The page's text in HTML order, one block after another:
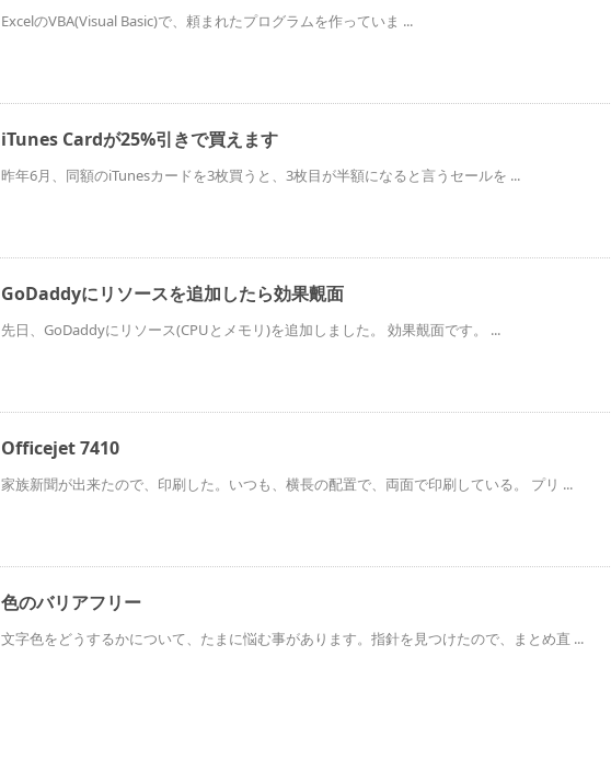
ExcelのVBA(Visual Basic)で、頼まれたプログラムを作っていま ...
iTunes Cardが25%引きで買えます
昨年6月、同額のiTunesカードを3枚買うと、3枚目が半額になると言うセールを ...
GoDaddyにリソースを追加したら効果覿面
先日、GoDaddyにリソース(CPUとメモリ)を追加しました。 効果覿面です。 ...
Officejet 7410
家族新聞が出来たので、印刷した。いつも、横長の配置で、両面で印刷している。 プリ ...
色のバリアフリー
文字色をどうするかについて、たまに悩む事があります。指針を見つけたので、まとめ直 ...